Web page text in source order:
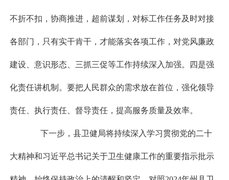
不折不扣，协商推进，超前谋划，对标工作任务及时对接
各部门，只有实干肯干，才能落实各项工作，对党风廉政
建设、意识形态、三抓三促等工作持续深入加强。四是强
化责任讲机制。要把人民群众的需求放在首位，强化领导
责任、执行责任、督导责任，提高服务质量及效率。
下一步，县卫健局将持续深入学习贯彻党的二十
大精神和习近平总书记关于卫生健康工作的重要指示批示